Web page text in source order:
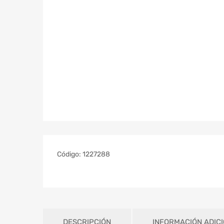
Código: 1227288
DESCRIPCIÓN INFORMACIÓN